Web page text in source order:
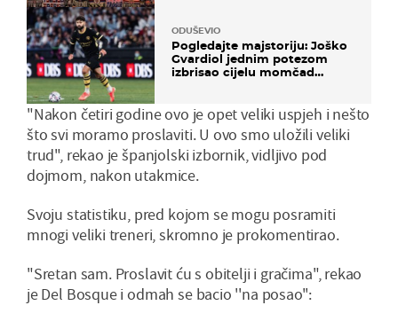
ODUŠEVIO
Pogledajte majstoriju: Joško
Gvardiol jednim potezom
izbrisao cijelu momčad
"Nakon četiri godine ovo je opet veliki uspjeh i nešto
što svi moramo proslaviti. U ovo smo uložili veliki
trud", rekao je španjolski izbornik, vidljivo pod
dojmom, nakon utakmice.
Svoju statistiku, pred kojom se mogu posramiti
mnogi veliki treneri, skromno je prokomentirao.
"Sretan sam. Proslavit ću s obitelji i gračima", rekao
je Del Bosque i odmah se bacio ''na posao'':